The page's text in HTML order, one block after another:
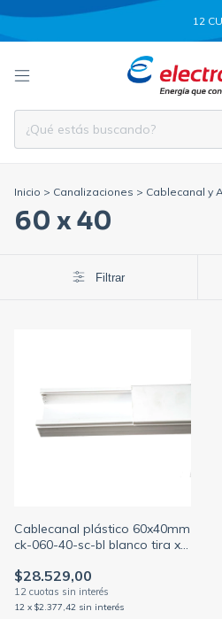
12
Inicio > Canalizaciones > Cablecanal y
60 x 40
Filtrar
Cablecanal plástico 60x40mm
ck-060-40-sc-bl blanco tira x
$28.529,00
12 x $2.377,42 sin interés